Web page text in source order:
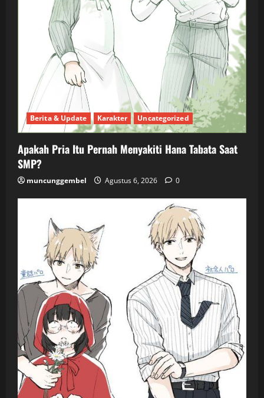
Berita & Update Karakter Uncategorized
Apakah Pria Itu Pernah Menyakiti Hana Tabata Saat
SMP?
muncunggembel Agustus 6, 2026 0